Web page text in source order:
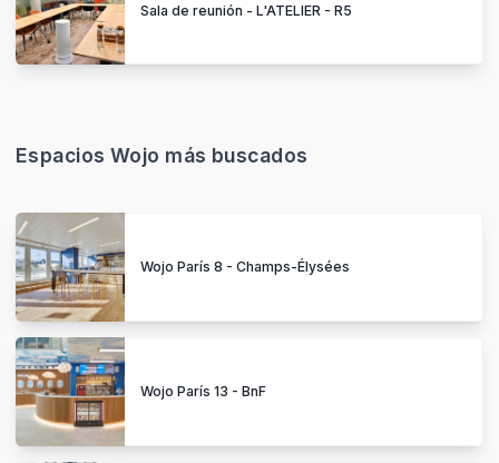
Sala de reunión - L'ATELIER - R5
Espacios Wojo más buscados
Wojo París 8 - Champs-Élysées
Wojo París 13 - BnF